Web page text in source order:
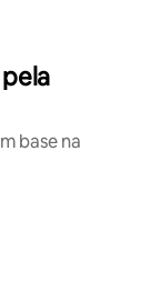
base na